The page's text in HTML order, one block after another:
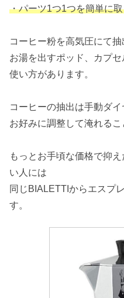
・パーツ1つ1つを簡単に
コーヒー粉を高気圧にて
お湯を出すポッド、カプ
使い方があります。
コーヒーの抽出は手動ダ
お好みに調整して淹れるこ
もっとお手頃な価格で抑
い人には
同じBIALETTIからエスプ
す。